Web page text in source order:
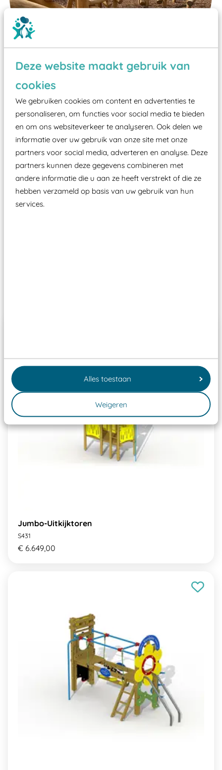
Deze website maakt gebruik van
cookies
We gebruiken cookies om content en advertenties te
personaliseren, om functies voor social media te bieden
en om ons websiteverkeer te analyseren. Ook delen we
informatie over uw gebruik van onze site met onze
partners voor social media, adverteren en analyse. Deze
partners kunnen deze gegevens combineren met
andere informatie die u aan ze heeft verstrekt of die ze
hebben verzameld op basis van uw gebruik van hun
services.
Alles toestaan
Weigeren
Wist je dat:
Vanaf een valhoogte van 1,5 meter een speciale
valondergrond onder speeltoestellen verplicht is
zoals kunstgras, rubber tegels of boomschors?
Elk speeltoestel in de openbare ruimte voorzien
moet zijn van een typekeuring, -plaatje en
certificering, uitgegeven door een Nederlands
Jumbo-Uitkijktoren
S431
€ 6.649,00